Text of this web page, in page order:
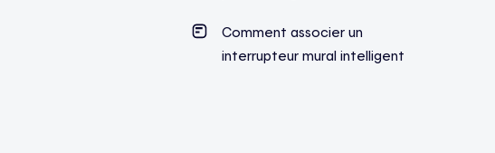
Comment associer un
interrupteur mural intelligent